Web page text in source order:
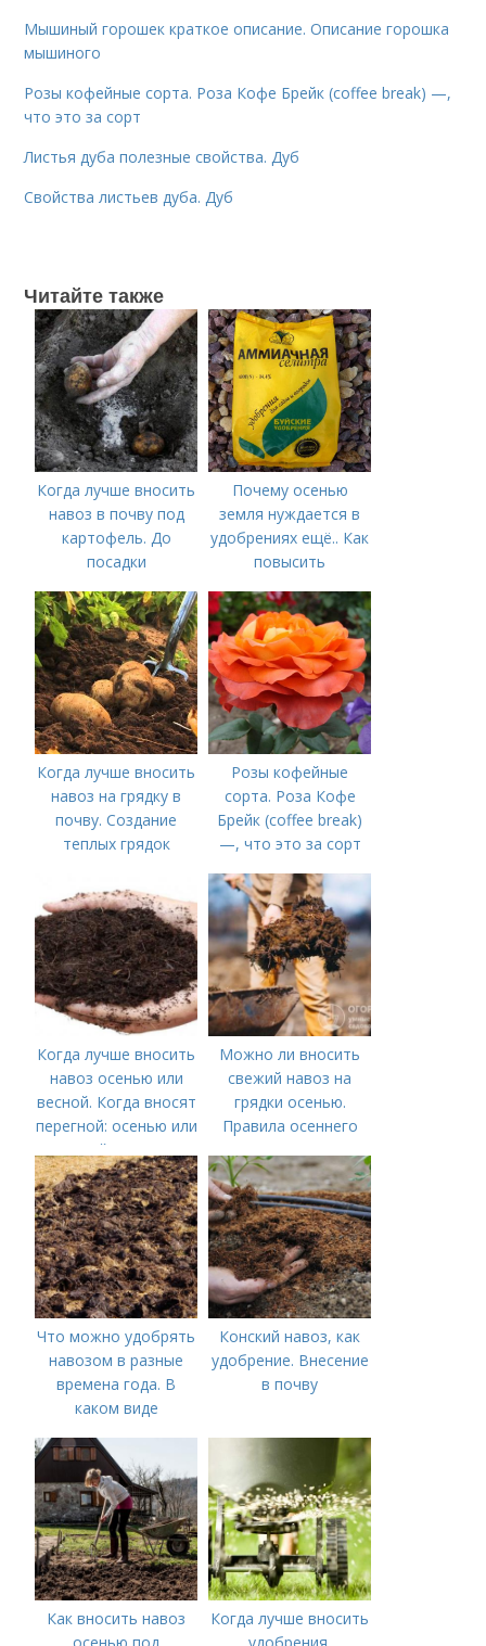
Мышиный горошек краткое описание. Описание горошка
мышиного
Розы кофейные сорта. Роза Кофе Брейк (coffee break) —,
что это за сорт
Листья дуба полезные свойства. Дуб
Свойства листьев дуба. Дуб
Читайте также
Когда лучше вносить
навоз в почву под
картофель. До
посадки
Почему осенью
земля нуждается в
удобрениях ещё.. Как
повысить
осенью
Когда лучше вносить
навоз на грядку в
почву. Создание
теплых грядок
Розы кофейные
сорта. Роза Кофе
Брейк (coffee break)
—, что это за сорт
Когда лучше вносить
навоз осенью или
весной. Когда вносят
перегной: осенью или
весной, правила
внесения удобрений
Можно ли вносить
свежий навоз на
грядки осенью.
Правила осеннего
Что можно удобрять
навозом в разные
времена года. В
каком виде
Конский навоз, как
удобрение. Внесение
в почву
Как вносить навоз
Когда лучше вносить